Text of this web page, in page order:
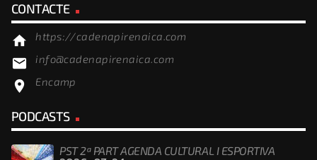
CONTACTE
home https://cadenapirenaica.com
email info@cadenapirenaica.com
location_on Encamp
PODCASTS
PST 2ª PART AGENDA CULTURAL I ESPORTIVA